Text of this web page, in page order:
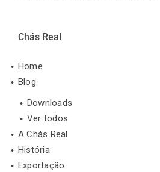
Chás Real
Home
Blog
Downloads
Ver todos
A Chás Real
História
Exportação